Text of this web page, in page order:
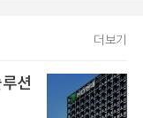
더보기
션